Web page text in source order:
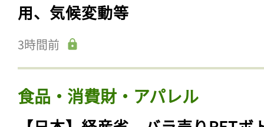
用、気候変動等
3時間前
食品・消費財・アパレル